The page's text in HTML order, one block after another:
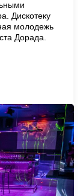
Дискотеку
молодежь
Дорада.